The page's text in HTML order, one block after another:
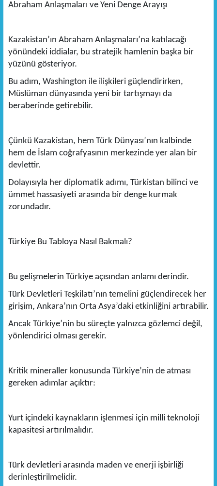
Abraham Anlaşmaları ve Yeni Denge Arayışı
Kazakistan’ın Abraham Anlaşmaları’na katılacağı
yönündeki iddialar, bu stratejik hamlenin başka bir
yüzünü gösteriyor.
Bu adım, Washington ile ilişkileri güçlendirirken,
Müslüman dünyasında yeni bir tartışmayı da
beraberinde getirebilir.
Çünkü Kazakistan, hem Türk Dünyası’nın kalbinde
hem de İslam coğrafyasının merkezinde yer alan bir
devlettir.
Dolayısıyla her diplomatik adımı, Türkistan bilinci ve
ümmet hassasiyeti arasında bir denge kurmak
zorundadır.
Türkiye Bu Tabloya Nasıl Bakmalı?
Bu gelişmelerin Türkiye açısından anlamı derindir.
Türk Devletleri Teşkilatı’nın temelini güçlendirecek her
girişim, Ankara’nın Orta Asya’daki etkinliğini artırabilir.
Ancak Türkiye’nin bu süreçte yalnızca gözlemci değil,
yönlendirici olması gerekir.
Kritik mineraller konusunda Türkiye’nin de atması
gereken adımlar açıktır:
Yurt içindeki kaynakların işlenmesi için milli teknoloji
kapasitesi artırılmalıdır.
Türk devletleri arasında maden ve enerji işbirliği
derinleştirilmelidir.